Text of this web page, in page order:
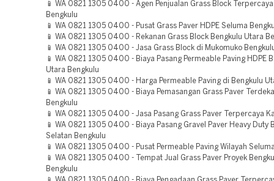
📱 WA 0821 1305 0400 - Agen Penjualan Grass Block
Bengkulu
📱 WA 0821 1305 0400 - Pusat Grass Paver HDPE Seluma
📱 WA 0821 1305 0400 - Rekanan Grass Block Bengkulu Utara
📱 WA 0821 1305 0400 - Jasa Grass Block di Mukomuko
📱 WA 0821 1305 0400 - Biaya Pasang Permeable Paving HDPE
Utara Bengkulu
📱 WA 0821 1305 0400 - Harga Permeable Paving di Bengkulu
📱 WA 0821 1305 0400 - Biaya Pemasangan Grass Paver
Bengkulu
📱 WA 0821 1305 0400 - Jasa Pasang Grass Paver Terpercaya
📱 WA 0821 1305 0400 - Biaya Pasang Gravel Paver Heavy Duty
Selatan Bengkulu
📱 WA 0821 1305 0400 - Pusat Permeable Paving Wilayah
📱 WA 0821 1305 0400 - Tempat Jual Grass Paver Proyek
Bengkulu